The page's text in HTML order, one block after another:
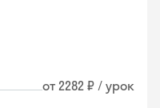
от 2282 ₽ / урок